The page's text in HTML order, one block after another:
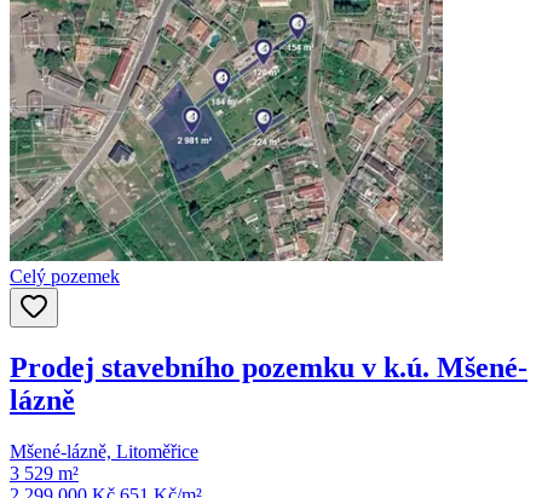
Celý pozemek
Prodej stavebního pozemku v k.ú. Mšené-
lázně
Mšené-lázně, Litoměřice
3 529 m²